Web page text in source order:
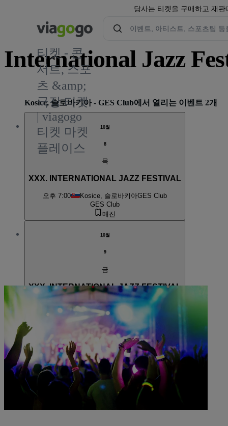
당사는 티켓을 구매하고 재
티켓 - 콘
서트, 스포
츠 &amp;
극장 티켓
| viagogo
티켓 마켓
플레이스
International Jazz
Kosice, 슬로바키아 - GES Club에서 열리는 이벤트 2개
10월
8
목
XXX. INTERNATIONAL JAZZ FESTIVAL
오후 7:00 Kosice, 슬로바키아GES Club
GES Club
매진
10월
9
금
XXX. INTERNATIONAL JAZZ FESTIVAL
오후 7:00 Kosice, 슬로바키아
GES Club
GES Club
매진